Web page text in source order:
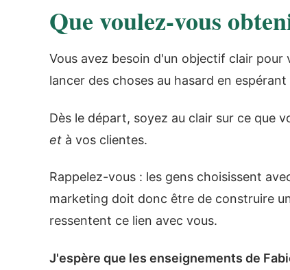
Que voulez-vous
Vous avez besoin d'un objectif clair
lancer des choses au hasard en
Dès le départ, soyez au clair sur ce que
et à vos clientes.
Rappelez-vous : les gens choisissent
marketing doit donc être de construire
ressentent ce lien avec vous.
J'espère que les enseignements de